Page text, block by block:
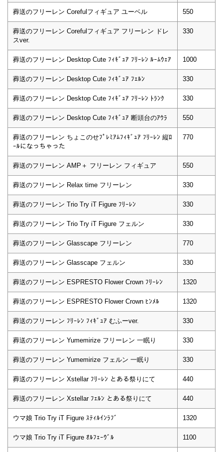
葬送のフリーレン Corefulフィギュア ユーベル 550
葬送のフリーレン Corefulフィギュア フリーレン ドレ
スver.
330
葬送のフリーレン Desktop Cute ﾌｨｷﾞｭｱ ﾌﾘｰﾚﾝ ﾙｰﾑｳｪｱ 1000
葬送のフリーレン Desktop Cute ﾌｨｷﾞｭｱ ﾌｪﾙﾝ 330
葬送のフリーレン Desktop Cute ﾌｨｷﾞｭｱ ﾌﾘｰﾚﾝ ﾄﾗﾝｸ 330
葬送のフリーレン Desktop Cute ﾌｨｷﾞｭｱ 断頭台のｱｳﾗ 550
葬送のフリーレン ちょこのせﾌﾟﾚﾐｱﾑﾌｨｷﾞｭｱ ﾌﾘｰﾚﾝ 縦ﾛ
ｰﾙになっちゃった
770
葬送のフリーレン AMP＋ フリーレン フィギュア 550
葬送のフリーレン Relax time フリーレン 330
葬送のフリーレン Trio Try iT Figure ﾌﾘｰﾚﾝ 330
葬送のフリーレン Trio Try iT Figure フェルン 330
葬送のフリーレン Glasscape フリーレン 770
葬送のフリーレン Glasscape フェルン 330
葬送のフリーレン ESPRESTO Flower Crown ﾌﾘｰﾚﾝ 1320
葬送のフリーレン ESPRESTO Flower Crown ﾋﾝﾒﾙ 1320
葬送のフリーレン ﾌﾘｰﾚﾝ ﾌｨｷﾞｭｱ むふーver. 330
葬送のフリーレン Yumemirize フリーレン 一眠り 330
葬送のフリーレン Yumemirize フェルン 一眠り 330
葬送のフリーレン Xstellar ﾌﾘｰﾚﾝ とある祭りにて 440
葬送のフリーレン Xstellar ﾌｪﾙﾝ とある祭りにて 440
ウマ娘 Trio Try iT Figure ｽﾃｨﾙｲﾝﾗﾌﾞ 1320
ウマ娘 Trio Try iT Figure ｵﾙﾌｪｰｳﾞﾙ 1100